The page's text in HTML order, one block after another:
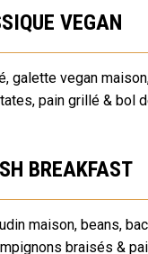
VEGAN
galette vegan
pain grillé & bol
BREAKFAST
maison, beans,
braisés &